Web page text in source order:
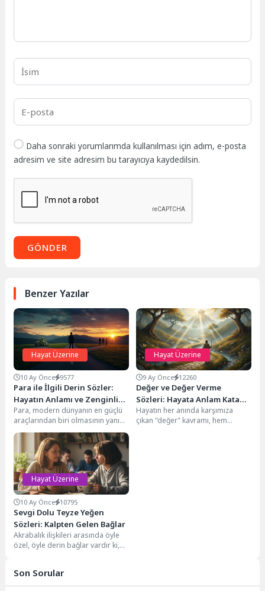
Daha sonraki yorumlarımda kullanılması için adım, e-posta
adresim ve site adresim bu tarayıcıya kaydedilsin.
GÖNDER
Benzer Yazılar
Hayat Üzerine
10 Ay Önce 9577
Para ile İlgili Derin Sözler:
Hayatın Anlamı ve Zenginlik
Üzerine
Para, modern dünyanın en güçlü
araçlarından biri olmasının yanı
sıra, insanlık tarihi boyunca
sayısız tartışmaya,...
Hayat Üzerine
9 Ay Önce 12260
Değer ve Değer Verme
Sözleri: Hayata Anlam Katan
İfadeler
Hayatın her anında karşımıza
çıkan "değer" kavramı, hem
Hayat Üzerine
10 Ay Önce 10795
Sevgi Dolu Teyze Yeğen
Sözleri: Kalpten Gelen Bağlar
Akrabalık ilişkileri arasında öyle
özel, öyle derin bağlar vardır ki,
Son Sorular